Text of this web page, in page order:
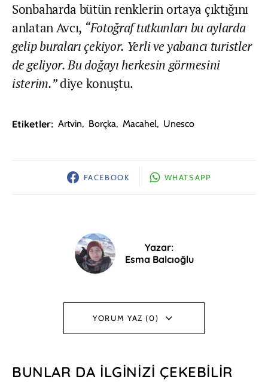
Sonbaharda bütün renklerin ortaya çıktığını
anlatan Avcı, “Fotoğraf tutkunları bu aylarda
gelip buraları çekiyor. Yerli ve yabancı turistler
de geliyor. Bu doğayı herkesin görmesini
isterim.”diye konuştu.
Etiketler: Artvin, Borçka, Macahel, Unesco
FACEBOOK WHATSAPP
Yazar:
Esma Balcıoğlu
YORUM YAZ (0)
BUNLAR DA İLGINIZI ÇEKEBILIR